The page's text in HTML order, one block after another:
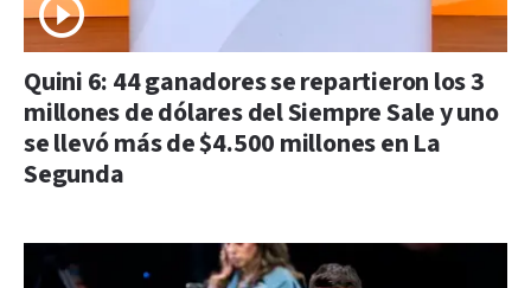
Quini 6: 44 ganadores se repartieron los 3
millones de dólares del Siempre Sale y uno
se llevó más de $4.500 millones en La
Segunda